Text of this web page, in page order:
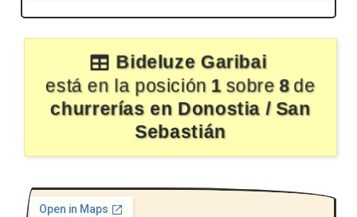
Bideluze Garibai
está en la posición 1 sobre 8 de
churrerías en Donostia / San
Sebastián